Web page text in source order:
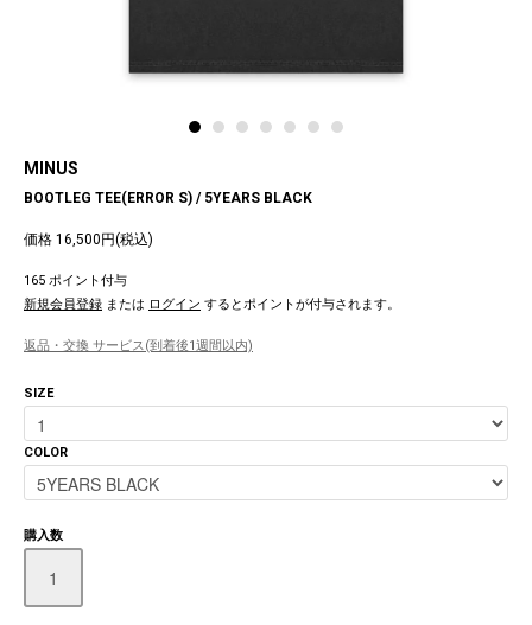
MINUS
BOOTLEG TEE(ERROR S) / 5YEARS BLACK
価格 16,500円(税込)
165 ポイント付与
新規会員登録 または ログイン するとポイントが付与されます。
返品・交換 サービス(到着後1週間以内)
SIZE
COLOR
購入数